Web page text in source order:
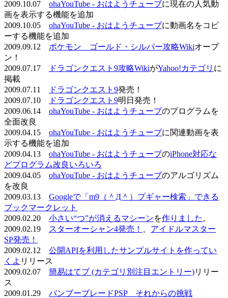
2009.10.07 ohaYouTube - おはようチューブに現在の人気動
画を表示する機能を追加
2009.10.05 ohaYouTube - おはようチューブに動画名をコピ
ーする機能を追加
2009.09.12 ポケモン ゴールド・シルバー攻略Wikiオープ
ン！
2009.07.17
ドラゴンクエスト9攻略WikiがYahoo!カテゴリ に
掲載
2009.07.11
ドラゴンクエスト9発売！
2009.07.10
ドラゴンクエスト9明日発売！
2009.06.14 ohaYouTube - おはようチューブのプログラムを
全面改良
2009.04.15 ohaYouTube - おはようチューブに関連動画を表
示する機能を追加
2009.04.13 ohaYouTube - おはようチューブのiPhone対応な
どプログラム改良いろいろ
2009.04.05 ohaYouTube - おはようチューブのアルゴリズム
を改良
2009.03.13 Googleで「m9（＾Д＾）プギャー検索」できる
ブックマークレット
2009.02.20 小さい“つ”が消えるマシーンを作りました 。
2009.02.19
スターオーシャン4発売！
アイドルマスター
SP発売！
2009.02.12 公開APIを利用したサンプルサイトを作ってい
くよ リリース
2009.02.07 簡易はてブ (カテゴリ別注目エントリー)リリー
ス
2009.01.29 バンブーブレードPSP それからの挑戦